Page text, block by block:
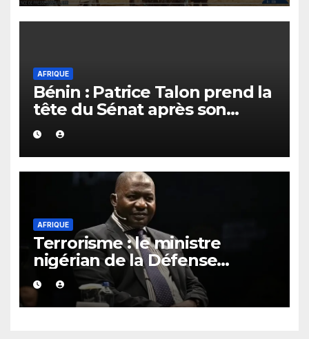
AFRIQUE
Bénin : Patrice Talon prend la
tête du Sénat après son
élection à la présidence
AFRIQUE
Terrorisme : le ministre
nigérian de la Défense
appelle la CEDEAO et l’AES à
unir leurs forces